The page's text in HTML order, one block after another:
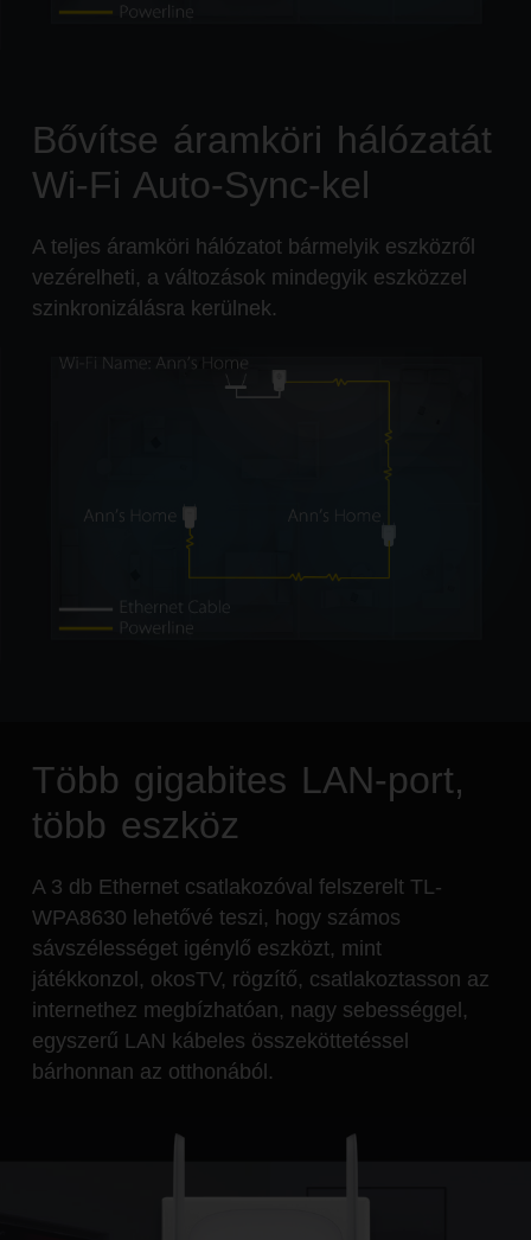
Bővítse áramköri hálózatát
Wi-Fi Auto-Sync-kel
A teljes áramköri hálózatot bármelyik eszközről
vezérelheti, a változások mindegyik eszközzel
szinkronizálásra kerülnek.
Több gigabites LAN-port,
több eszköz
A 3 db Ethernet csatlakozóval felszerelt TL-
WPA8630 lehetővé teszi, hogy számos
sávszélességet igénylő eszközt, mint
játékkonzol, okosTV, rögzítő, csatlakoztasson az
internethez megbízhatóan, nagy sebességgel,
egyszerű LAN kábeles összeköttetéssel
bárhonnan az otthonából.